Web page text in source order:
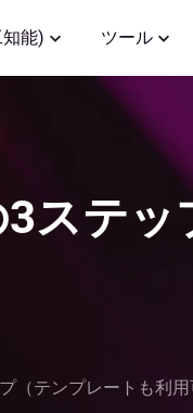
能) ツール
ステ
（テンプレートも利用